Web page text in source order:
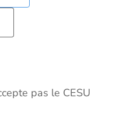
pas le CESU